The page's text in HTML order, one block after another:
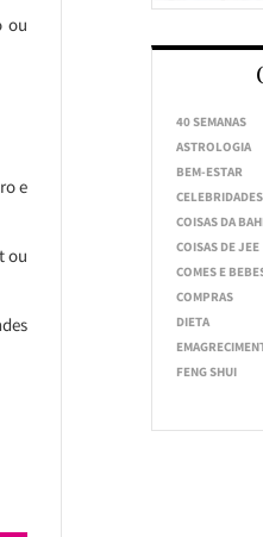
ou
e
ou
40 SEMANAS
ASTROLOGIA
BEM-ESTAR
CELEBRIDADES
COISAS DA
COISAS DE JEE
COMES E
COMPRAS
DIETA
FENG SHUI